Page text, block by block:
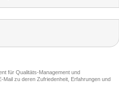
für Qualitäts-Management und
zu deren Zufriedenheit, Erfahrungen und